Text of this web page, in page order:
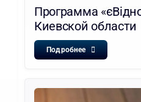
Программа
Киевской области
Подробнее